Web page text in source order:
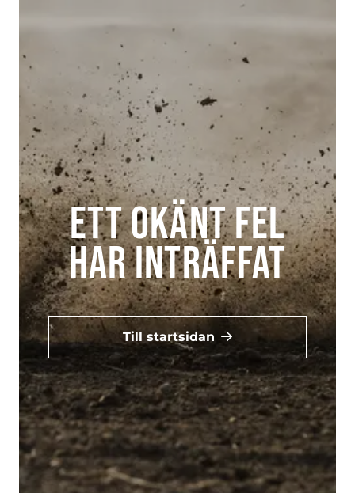
Ett okänt fel
har inträffat
Till startsidan